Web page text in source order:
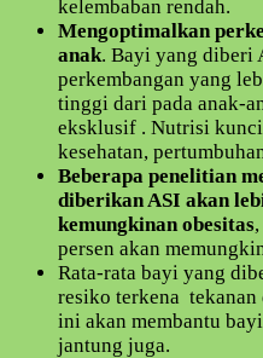
kelembaban rendah.
Mengoptimalkan
anak. Bayi yang diberi
perkembangan yang
tinggi dari pada anak-
eksklusif . Nutrisi
kesehatan,
Beberapa penelitian
diberikan ASI akan
kemungkinan obesitas
persen akan
Rata-rata bayi yang
resiko terkena
ini akan membantu
jantung juga.